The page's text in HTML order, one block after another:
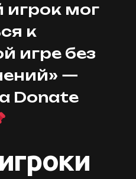
мог
к
игре без
—
Donate